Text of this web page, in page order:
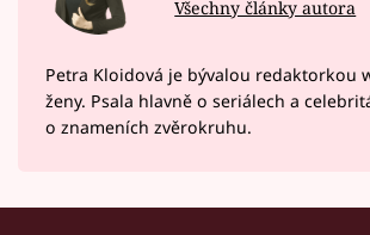
Všechny články autora
Petra Kloidová je bývalou redaktorkou
ženy. Psala hlavně o seriálech a
o znameních zvěrokruhu.